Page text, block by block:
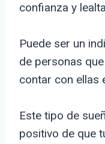
confianza y
Puede ser un
de personas
contar con ellas
Este tipo de
positivo de que